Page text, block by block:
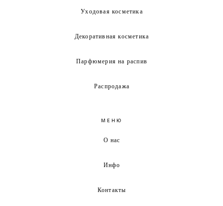
Уходовая косметика
Декоративная косметика
Парфюмерия на распив
Распродажа
МЕНЮ
О нас
Инфо
Контакты